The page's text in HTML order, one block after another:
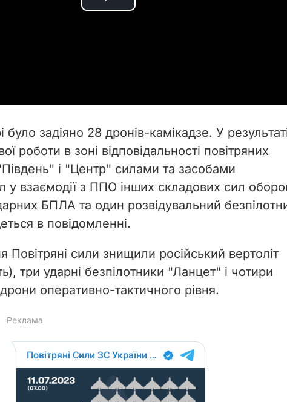
P
i
d
e
o
було задіяно 28 дронів-камікадзе. У
роботи в зоні відповідальності повітряних
і "Центр" силами та засобами
у взаємодії з ППО інших складових сил
БПЛА та один розвідувальний
в повідомленні.
Повітряні сили знищили російський вертоліт
три ударні безпілотники "Ланцет" і чотири
дрони оперативно-тактичного рівня.